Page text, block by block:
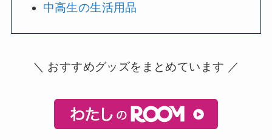
中高生の生活用品
＼ おすすめグッズをまとめています ／